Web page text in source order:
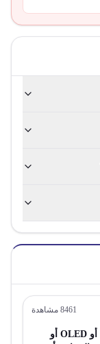
8461 مشاهدة
أجهزة استقبال تلفزيون بشاشة LCD أو LED أو OLED أو